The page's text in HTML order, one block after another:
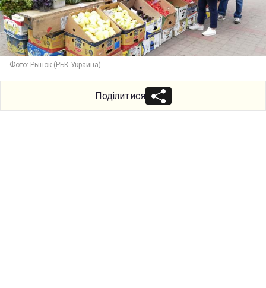
Фото: Рынок (РБК-Украина)
Поділитися